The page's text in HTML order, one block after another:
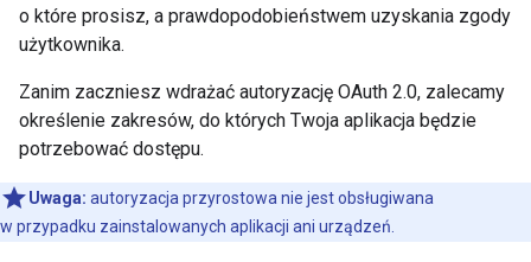
o które prosisz, a prawdopodobieństwem uzyskania zgody
użytkownika.
Zanim zaczniesz wdrażać autoryzację OAuth 2.0, zalecamy
określenie zakresów, do których Twoja aplikacja będzie
potrzebować dostępu.
Uwaga: autoryzacja przyrostowa nie jest obsługiwana
w przypadku zainstalowanych aplikacji ani urządzeń.